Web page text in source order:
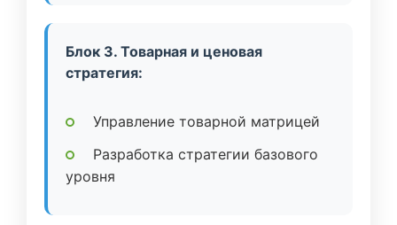
Блок 3. Товарная и ценовая
стратегия:
Управление товарной матрицей
Разработка стратегии базового
уровня